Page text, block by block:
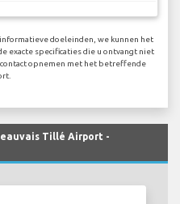
doeleinden, we kunnen het
exacte specificaties die u ontvangt niet
opnemen met het betreffende
Tillé Airport -